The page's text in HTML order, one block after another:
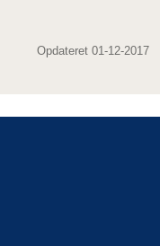
Opdateret 01-12-2017